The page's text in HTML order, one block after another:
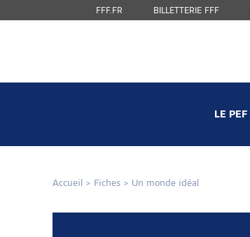
FFF.FR BILLETTERIE FFF
LE PEF
Accueil > Fiches > Un monde idéal